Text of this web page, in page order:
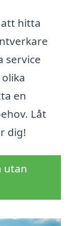
hitta
service
en
Låt
dig!
utan